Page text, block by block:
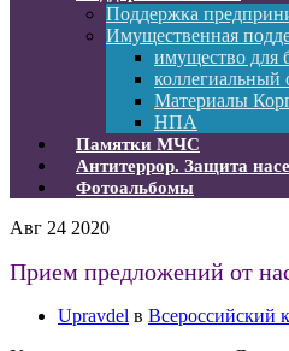
Поддержка
Имущественная
имущество для
коллегиальный
Материалы
НПА
Памятки МЧС
Антитеррор. Защита
Фотоальбомы
Авг 24 2020
Прием предложений от
Upravdel в Всероссийский